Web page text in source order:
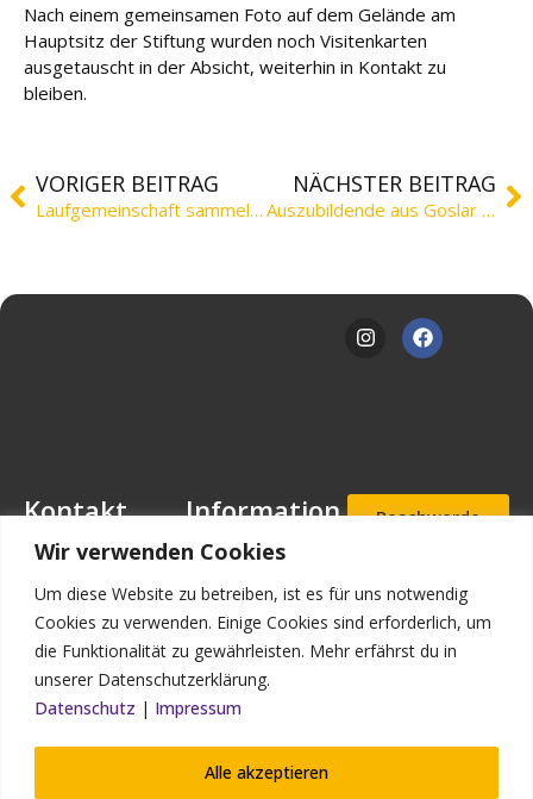
Wir verwenden Cookies
Um diese Website zu betreiben, ist es für uns notwendig
Cookies zu verwenden. Einige Cookies sind erforderlich, um
die Funktionalität zu gewährleisten. Mehr erfährst du in
unserer Datenschutzerklärung.
Datenschutz | Impressum
Alle akzeptieren
Nach einem gemeinsamen Foto auf dem Gelände am
Hauptsitz der Stiftung wurden noch Visitenkarten
ausgetauscht in der Absicht, weiterhin in Kontakt zu
bleiben.
VORIGER BEITRAG
Laufgemeinschaft sammelt Spenden für die Stiftung
NÄCHSTER BEITRAG
Auszubildende aus Goslar zu Gast
Kontakt
Mansfeld-
Löbbecke-Stiftung
Geschäftsstelle
Mascheroder
Straße 11
Telefax: (0 53 31)
Information
Downloads
Stellenangebote
Impressum
Datenschutz
Beschwerde
Aufnahmea
nfrage